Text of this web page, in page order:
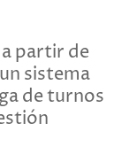
partir de
sistema
de turnos